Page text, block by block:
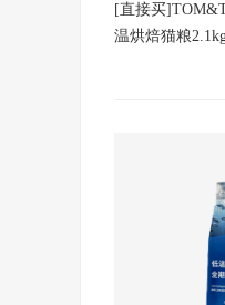
[直接买
温烘焙猫粮